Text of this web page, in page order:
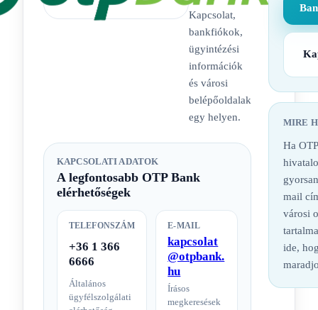
Kapcsolat,
bankfiókok,
ügyintézési
információk
és városi
belépőoldalak
egy helyen.
KAPCSOLATI ADATOK
A legfontosabb OTP Bank
elérhetőségek
TELEFONSZÁM
+36 1 366
6666
Általános
ügyfélszolgálati
E-MAIL
kapcsolat
@otpbank.
hu
Írásos
megkeresések
MIRE
Ha
mail
városi
ide,